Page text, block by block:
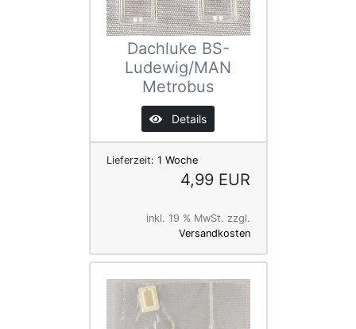
Dachluke BS-
Ludewig/MAN
Metrobus
Details
Lieferzeit: 1 Woche
4,99 EUR
inkl. 19 % MwSt. zzgl.
Versandkosten